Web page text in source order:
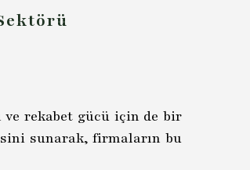
ve rekabet gücü için de bir
sunarak, firmaların bu